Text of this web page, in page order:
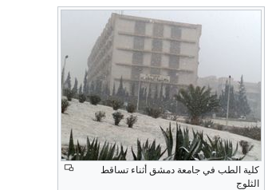
كلية الطب في جامعة دمشق أثناء تساقط
الثلوج